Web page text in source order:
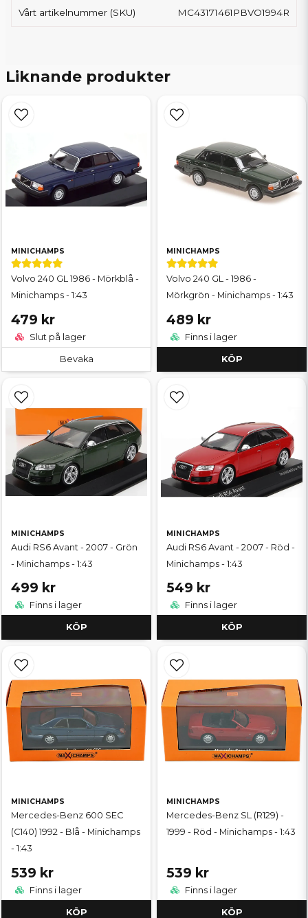
Vårt artikelnummer (SKU) MC43171461PBVO1994R
Liknande produkter
MINICHAMPS
Volvo 240 GL 1986 - Mörkblå -
Minichamps - 1:43
479 kr
Slut på lager
Bevaka
MINICHAMPS
Volvo 240 GL - 1986 -
Mörkgrön - Minichamps - 1:43
489 kr
Finns i lager
KÖP
MINICHAMPS
Audi RS6 Avant - 2007 - Grön
- Minichamps - 1:43
499 kr
Finns i lager
KÖP
MINICHAMPS
Audi RS6 Avant - 2007 - Röd -
Minichamps - 1:43
549 kr
Finns i lager
KÖP
MINICHAMPS
Mercedes-Benz 600 SEC
(C140) 1992 - Blå - Minichamps
- 1:43
539 kr
Finns i lager
KÖP
MINICHAMPS
Mercedes-Benz SL (R129) -
1999 - Röd - Minichamps - 1:43
539 kr
Finns i lager
KÖP